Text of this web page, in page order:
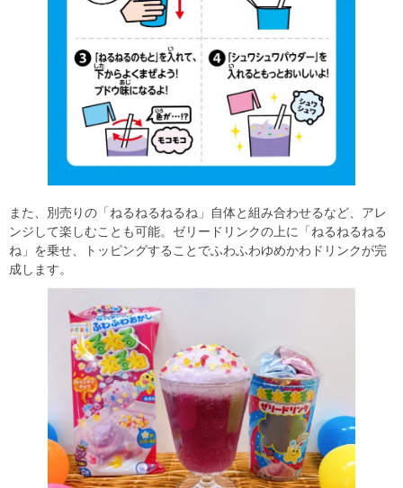
また、別売りの「ねるねるねるね」自体と組み合わせるなど、アレ
ンジして楽しむことも可能。ゼリードリンクの上に「ねるねるねる
ね」を乗せ、トッピングすることでふわふわゆめかわドリンクが完
成します。